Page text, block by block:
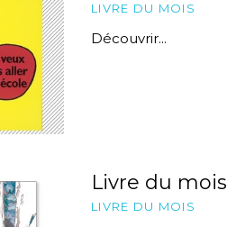
LIVRE DU MOIS
Découvrir...
Livre du mois
LIVRE DU MOIS